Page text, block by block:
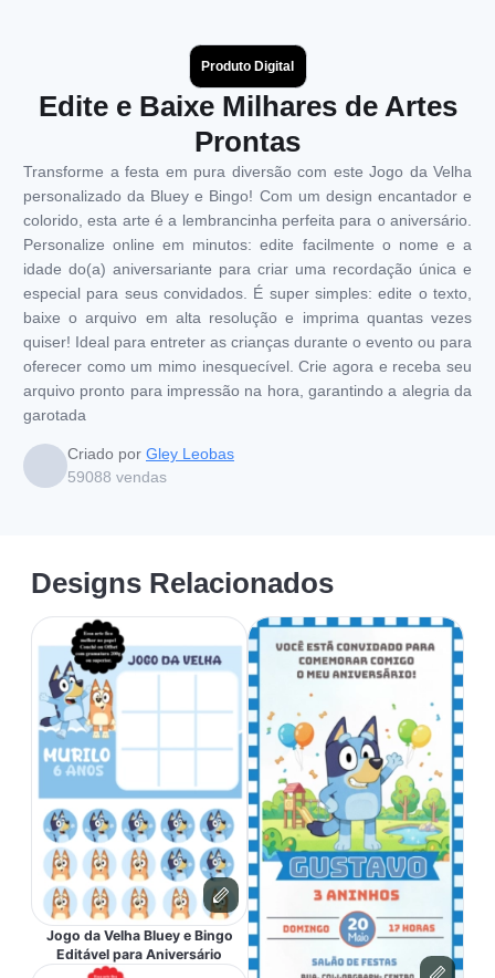
Produto Digital
Edite e Baixe Milhares de Artes
Prontas
Transforme a festa em pura diversão com este Jogo da Velha
personalizado da Bluey e Bingo! Com um design encantador e
colorido, esta arte é a lembrancinha perfeita para o aniversário.
Personalize online em minutos: edite facilmente o nome e a
idade do(a) aniversariante para criar uma recordação única e
especial para seus convidados. É super simples: edite o texto,
baixe o arquivo em alta resolução e imprima quantas vezes
quiser! Ideal para entreter as crianças durante o evento ou para
oferecer como um mimo inesquecível. Crie agora e receba seu
arquivo pronto para impressão na hora, garantindo a alegria da
garotada
Criado por Gley Leobas
59088 vendas
Designs Relacionados
Jogo da Velha Bluey e Bingo
Editável para Aniversário